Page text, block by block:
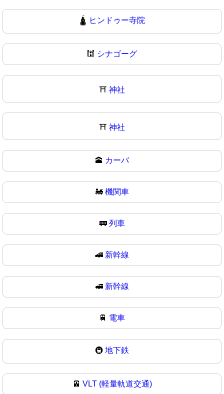
🛕 ヒンドゥー寺院
🕍 シナゴーグ
⛩️ 神社
⛩ 神社
🕋 カーバ
🚂 機関車
🚃 列車
🚄 新幹線
🚅 新幹線
🚆 電車
🚇 地下鉄
🚈 VLT (軽量軌道交通)